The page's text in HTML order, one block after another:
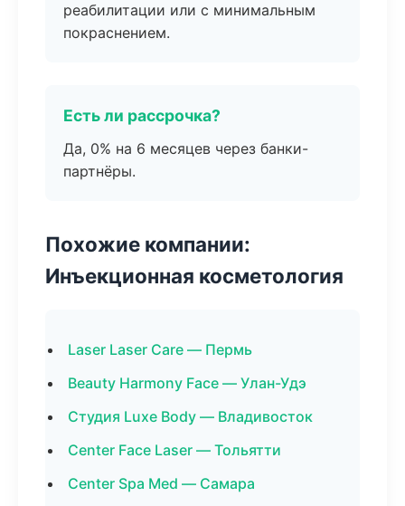
реабилитации или с минимальным
покраснением.
Есть ли рассрочка?
Да, 0% на 6 месяцев через банки-
партнёры.
Похожие компании:
Инъекционная косметология
Laser Laser Care — Пермь
Beauty Harmony Face — Улан-Удэ
Студия Luxe Body — Владивосток
Center Face Laser — Тольятти
Center Spa Med — Самара